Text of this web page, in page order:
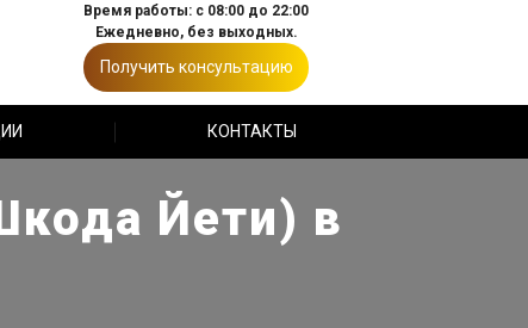
Время работы: с 08:00 до 22:00
Ежедневно, без выходных.
Получить консультацию
КОНТАКТЫ
Йети) в